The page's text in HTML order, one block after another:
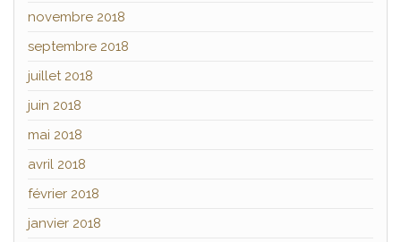
novembre 2018
septembre 2018
juillet 2018
juin 2018
mai 2018
avril 2018
février 2018
janvier 2018